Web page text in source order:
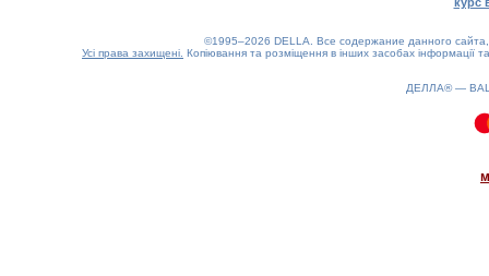
©1995–2026 DELLA. Все содержание данного
Усі права захищені. Копіювання та розміщення в інших засобах інформації
ДЕЛЛА® —